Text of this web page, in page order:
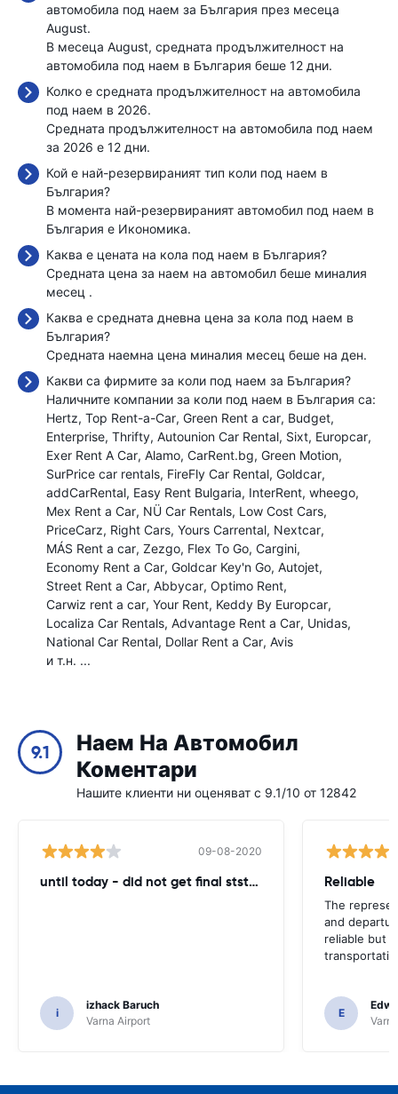
автомобила под наем за България през месеца
August.
В месеца August, средната продължителност на
автомобила под наем в България беше 12 дни.
Колко е средната продължителност на автомобила
под наем в 2026.
Средната продължителност на автомобила под наем
за 2026 е 12 дни.
Кой е най-резервираният тип коли под наем в
България?
В момента най-резервираният автомобил под наем в
България е Икономика.
Каква е цената на кола под наем в България?
Средната цена за наем на автомобил беше миналия
месец .
Каква е средната дневна цена за кола под наем в
България?
Средната наемна цена миналия месец беше на ден.
Какви са фирмите за коли под наем за България?
Наличните компании за коли под наем в България са:
Hertz Top Rent-a-Car Green Rent a car Budget
Enterprise Thrifty Autounion Car Rental Sixt Europcar
Exer Rent A Car Alamo CarRent.bg Green Motion
SurPrice car rentals FireFly Car Rental Goldcar
addCarRental Easy Rent Bulgaria InterRent wheego
Mex Rent a Car NÜ Car Rentals Low Cost Cars
PriceCarz Right Cars Yours Carrental Nextcar
MÁS Rent a car Zezgo Flex To Go Cargini
Economy Rent a Car Goldcar Key'n Go Autojet
Street Rent a Car Abbycar Optimo Rent
Carwiz rent a car Your Rent Keddy By Europcar
Localiza Car Rentals Advantage Rent a Car Unidas
National Car Rental Dollar Rent a Car Avis
и т.н. ...
9.1
Наем На Автомобил
Коментари
Нашите клиенти ни оценяват с 9.1/10 от 12842
09-08-2020
until today - did not get final ststemant of the rent !!
i
izhack Baruch
Varna Airport
Reliable
The
and
reliable but
E